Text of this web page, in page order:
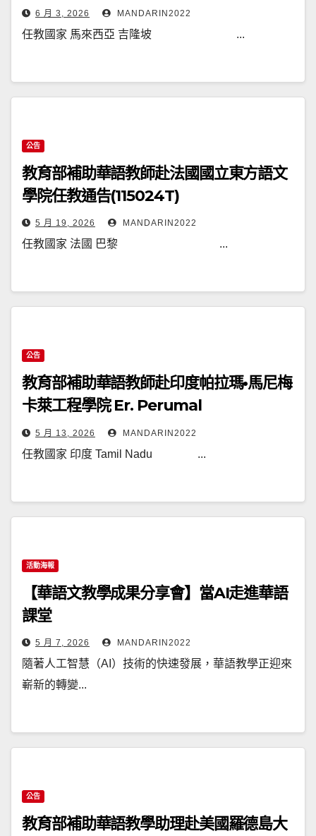
通告(115025T)
6 月 3, 2026 MANDARIN2022
任教國家 馬來西亞 吉隆坡 ...
公告
教育部補助華語教師赴法國國立東方語文
學院任教通告(115024T)
5 月 19, 2026 MANDARIN2022
任教國家 法國 巴黎 ...
公告
教育部補助華語教師赴印度帕拉瑪•馬尼梅
卡萊工程學院 Er. Perumal
Manimekalai College of
Engineering(PMC Tech)任教通告
5 月 13, 2026 MANDARIN2022
任教國家 印度 Tamil Nadu ...
活動海報
【華語文教學成果分享會】當AI走進華語
課堂
5 月 7, 2026 MANDARIN2022
隨著人工智慧（AI）技術的快速發展，華語教學正迎來
嶄新的轉變...
公告
教育部補助華語教學助理赴美國羅德島大